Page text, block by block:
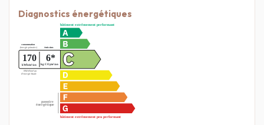
Diagnostics énergétiques